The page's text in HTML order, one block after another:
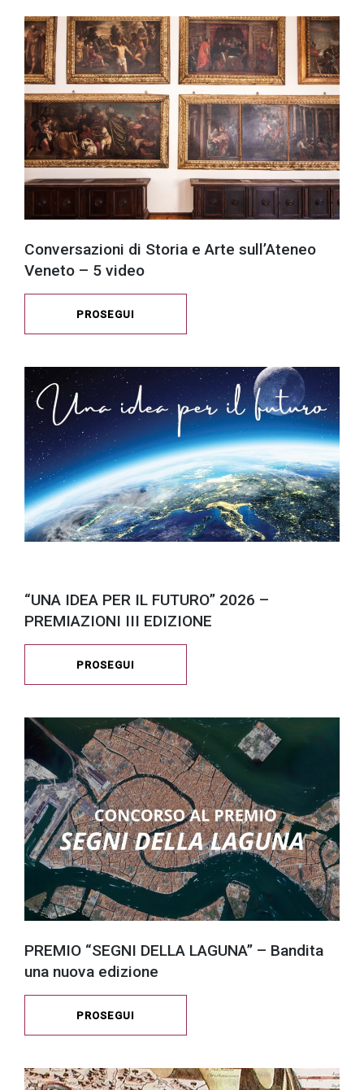
Conversazioni di Storia e Arte sull’Ateneo
Veneto – 5 video
PROSEGUI
“UNA IDEA PER IL FUTURO” 2026 –
PREMIAZIONI III EDIZIONE
PROSEGUI
PREMIO “SEGNI DELLA LAGUNA” – Bandita
una nuova edizione
PROSEGUI